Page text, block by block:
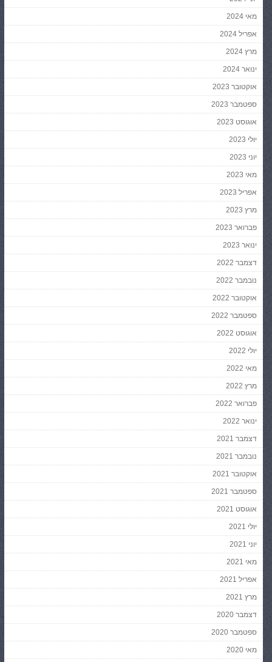
מאי 2024
אפריל 2024
מרץ 2024
ינואר 2024
אוקטובר 2023
ספטמבר 2023
אוגוסט 2023
יולי 2023
יוני 2023
מאי 2023
אפריל 2023
מרץ 2023
פברואר 2023
ינואר 2023
דצמבר 2022
נובמבר 2022
אוקטובר 2022
ספטמבר 2022
אוגוסט 2022
יולי 2022
מאי 2022
מרץ 2022
פברואר 2022
ינואר 2022
דצמבר 2021
נובמבר 2021
אוקטובר 2021
ספטמבר 2021
אוגוסט 2021
יולי 2021
יוני 2021
מאי 2021
אפריל 2021
מרץ 2021
דצמבר 2020
ספטמבר 2020
מאי 2020